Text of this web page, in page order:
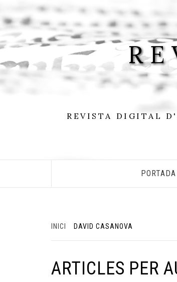
to
content
REVISTA DIGITAL
PORTADA
INICI DAVID CASANOVA
ARTICLES PER